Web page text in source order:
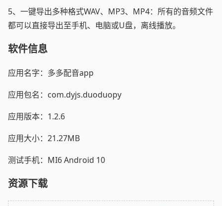
5、一键导出多种格式WAV、MP3、MP4：所有的音频文件
都可以直接导出至手机、电脑或U盘，离线播放。
软件信息
应用名字：多多配音app
应用包名：com.dyjs.duoduopy
应用版本：1.2.6
应用大小：21.27MB
测试手机：MI6 Android 10
资源下载